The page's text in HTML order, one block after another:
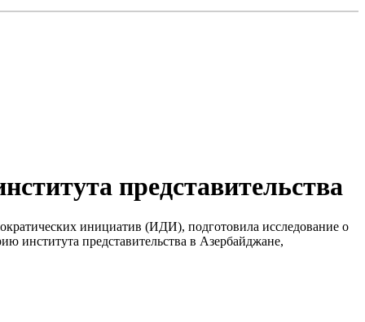
представительства
инициатив (ИДИ), подготовила исследование о
института представительства в Азербайджане,